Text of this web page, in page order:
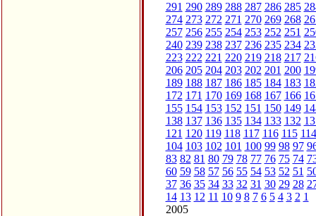
291 290 289 288 287 286 285
274 273 272 271 270 269 268
257 256 255 254 253 252 251
240 239 238 237 236 235 234
223 222 221 220 219 218 217
206 205 204 203 202 201 200
189 188 187 186 185 184 183
172 171 170 169 168 167 166
155 154 153 152 151 150 149
138 137 136 135 134 133 132
121 120 119 118 117 116 115 114
104 103 102 101 100 99 98 97
83 82 81 80 79 78 77 76 75 74
60 59 58 57 56 55 54 53 52 51
37 36 35 34 33 32 31 30 29 28
14 13 12 11 10 9 8 7 6 5 4 3 2 1
2005